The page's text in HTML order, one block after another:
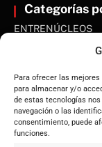
Para ofrecer las
para almacenar y/o
de estas tecnologías
navegación o las
consentimiento, puede
funciones.
Categorías
ENTRENÚCLEOS
Andalucía
Internacional
Tecnología